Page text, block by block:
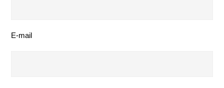
E-mail